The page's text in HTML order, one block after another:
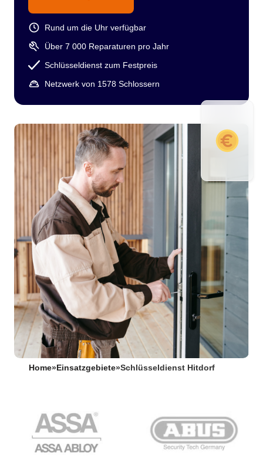
Rund um die Uhr verfügbar
Über 7 000 Reparaturen pro Jahr
Schlüsseldienst zum Festpreis
Netzwerk von 1578 Schlossern
Home» Einsatzgebiete»Schlüsseldienst Hitdorf